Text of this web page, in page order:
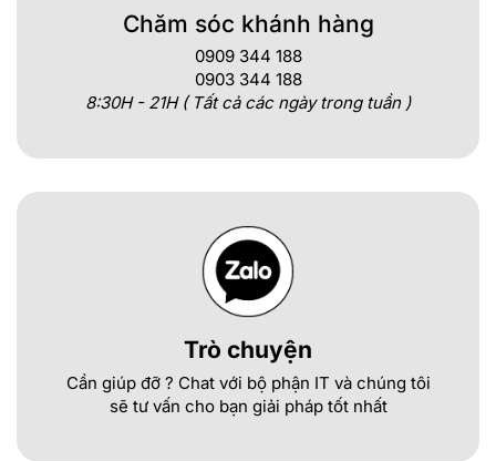
Chăm sóc khánh hàng
0909 344 188
0903 344 188
8:30H - 21H ( Tất cả các ngày trong tuần )
Trò chuyện
Cần giúp đỡ ? Chat với bộ phận IT và chúng tôi
sẽ tư vấn cho bạn giải pháp tốt nhất